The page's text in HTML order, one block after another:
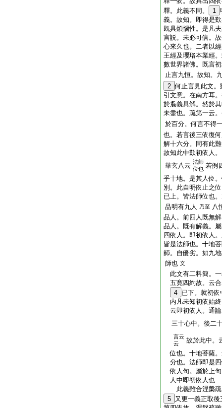
釋。此義不同。
1
義。故知。即得是
既具煩惱性。是凡
言説。未必可信。
心來久也。二者以
王經及瓔珞本業經
數世界諸佛。既言
止言九恒。故知。
2 何止言見此文
引文意。在南方耳
於麁義具解。然於
未盡也。疏第一云
於百分。何言不得
也。若言後三依復
解十六分。同有此
故知此中歎初依人
華玄八云 法師
位也 若例
乎十地。是其人位
別。此自明依止之
已上。皆法師位也
品明有九人 乃至 八
品人。前四人既無
品人。既有解義。
四依人。即初依人
皆是法師也。十地
師。自優劣。如九
師也 文
此文有二料簡。
五寛四約故。云
4 已下。就初
内凡未知初依始
云即初依人。通
三十心中。後二
言云
云
故於此中。
位也。十地菩薩
分也。法師即是
依人句。屬於上
人中即初依人也
此義雖合涅槃疏
5 又更一義正取